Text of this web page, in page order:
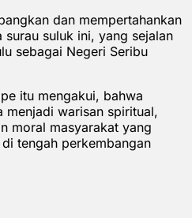
dan mempertahankan
suluk ini, yang sejalan
sebagai Negeri Seribu
itu mengakui, bahwa
menjadi warisan spiritual,
moral masyarakat yang
tengah perkembangan